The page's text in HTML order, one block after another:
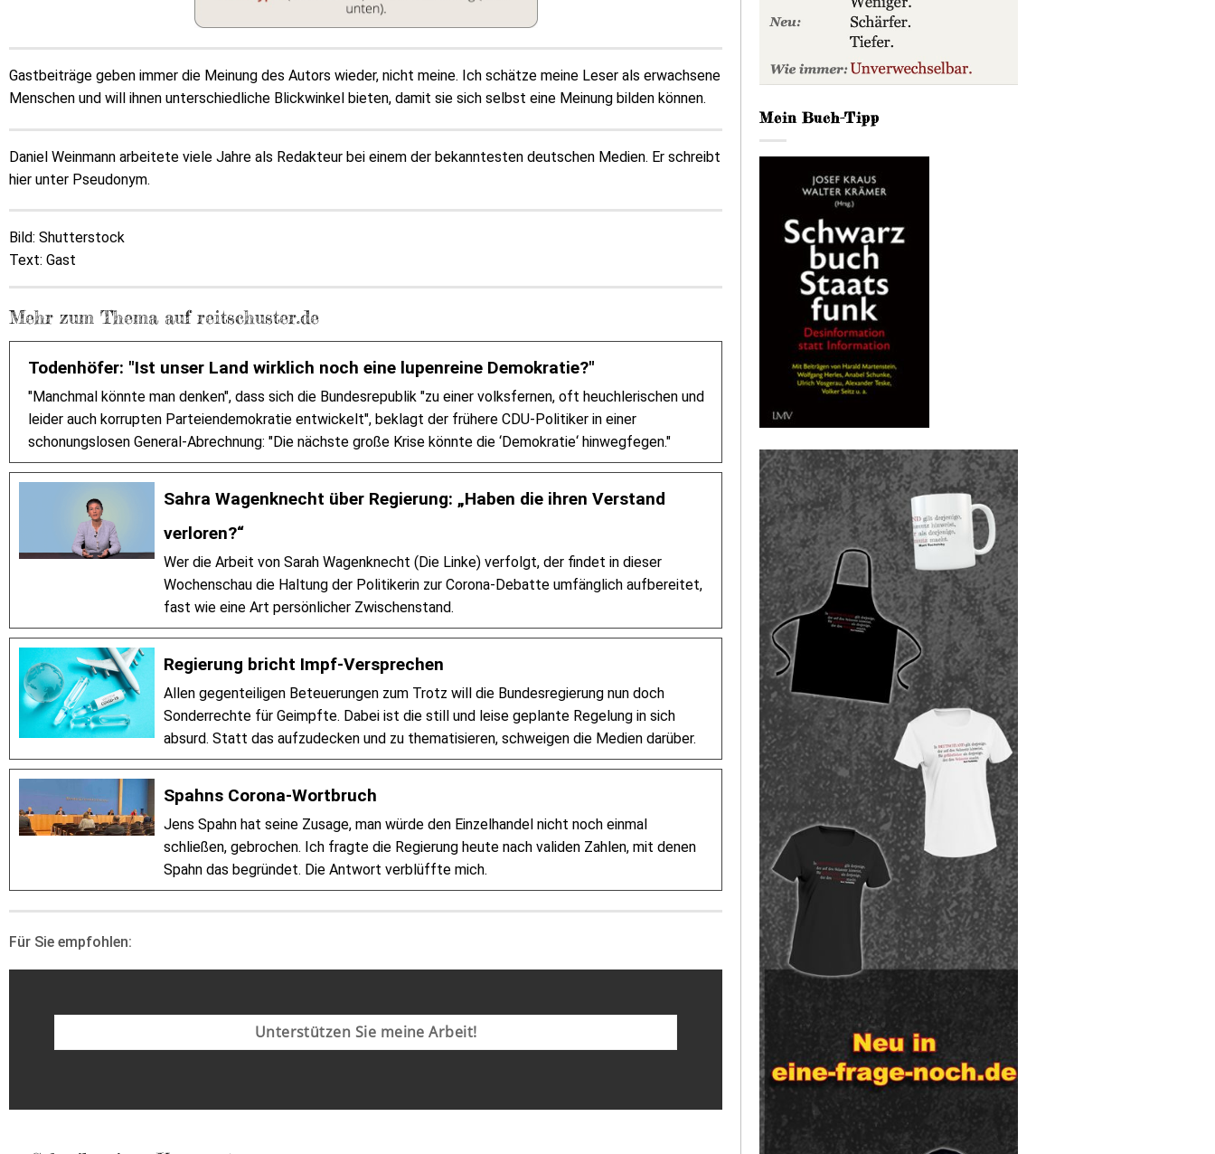
Gastbeiträge geben immer die Meinung des Autors wieder, nicht meine. Ich schätze meine Leser als erwachsene
Menschen und will ihnen unterschiedliche Blickwinkel bieten, damit sie sich selbst eine Meinung bilden können.
Daniel Weinmann arbeitete viele Jahre als Redakteur bei einem der bekanntesten deutschen Medien. Er schreibt
hier unter Pseudonym.
Bild: Shutterstock
Text: Gast
Mehr zum Thema auf reitschuster.de
Todenhöfer: "Ist unser Land wirklich noch eine lupenreine Demokratie?"
"Manchmal könnte man denken", dass sich die Bundesrepublik "zu einer volksfernen, oft heuchlerischen und
leider auch korrupten Parteiendemokratie entwickelt", beklagt der frühere CDU-Politiker in einer
schonungslosen General-Abrechnung: "Die nächste große Krise könnte die ‘Demokratie‘ hinwegfegen."
Sahra Wagenknecht über Regierung: „Haben die ihren Verstand
verloren?“
Wer die Arbeit von Sarah Wagenknecht (Die Linke) verfolgt, der findet in dieser
Wochenschau die Haltung der Politikerin zur Corona-Debatte umfänglich aufbereitet,
fast wie eine Art persönlicher Zwischenstand.
Regierung bricht Impf-Versprechen
Allen gegenteiligen Beteuerungen zum Trotz will die Bundesregierung nun doch
Sonderrechte für Geimpfte. Dabei ist die still und leise geplante Regelung in sich
absurd. Statt das aufzudecken und zu thematisieren, schweigen die Medien darüber.
Spahns Corona-Wortbruch
Jens Spahn hat seine Zusage, man würde den Einzelhandel nicht noch einmal
schließen, gebrochen. Ich fragte die Regierung heute nach validen Zahlen, mit denen
Spahn das begründet. Die Antwort verblüffte mich.
Für Sie empfohlen:
Unterstützen Sie meine Arbeit!
Mein Buch-Tipp